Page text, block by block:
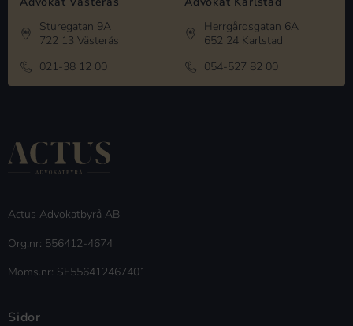
Sturegatan 9A
722 13 Västerås
021-38 12 00
Herrgårdsgatan 6A
652 24 Karlstad
054-527 82 00
Actus Advokatbyrå AB
Org.nr: 556412-4674
Moms.nr: SE556412467401
Sidor